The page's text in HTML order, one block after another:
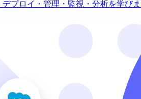
プロイ・管理・監視・分析を学びま